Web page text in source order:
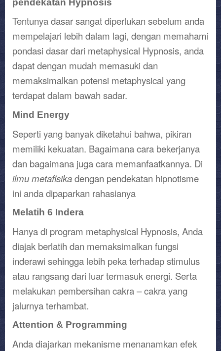
Tentunya dasar sangat diperlukan sebelum anda
mempelajari lebih dalam lagi, dengan memahami
pondasi dasar dari metaphysical Hypnosis, anda
dapat dengan mudah memasuki dan
memaksimalkan potensi metaphysical yang
terdapat dalam bawah sadar.
Mind Energy
Seperti yang banyak diketahui bahwa, pikiran
memiliki kekuatan. Bagaimana cara bekerjanya
dan bagaimana juga cara memanfaatkannya. Di
ilmu metafisikadengan pendekatan hipnotisme
ini anda dipaparkan rahasianya
Melatih 6 Indera
Hanya di program metaphysical Hypnosis, Anda
diajak berlatih dan memaksimalkan fungsi
inderawi sehingga lebih peka terhadap stimulus
atau rangsang dari luar termasuk energi. Serta
melakukan pembersihan cakra – cakra yang
jalurnya terhambat.
Attention & Programming
Anda diajarkan mekanisme menanamkan efek